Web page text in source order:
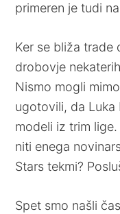
primeren je tudi
Ker se bliža trade
drobovje
Nismo mogli
ugotovili, da Luka
modeli iz trim
niti enega
Stars tekmi?
Spet smo našli